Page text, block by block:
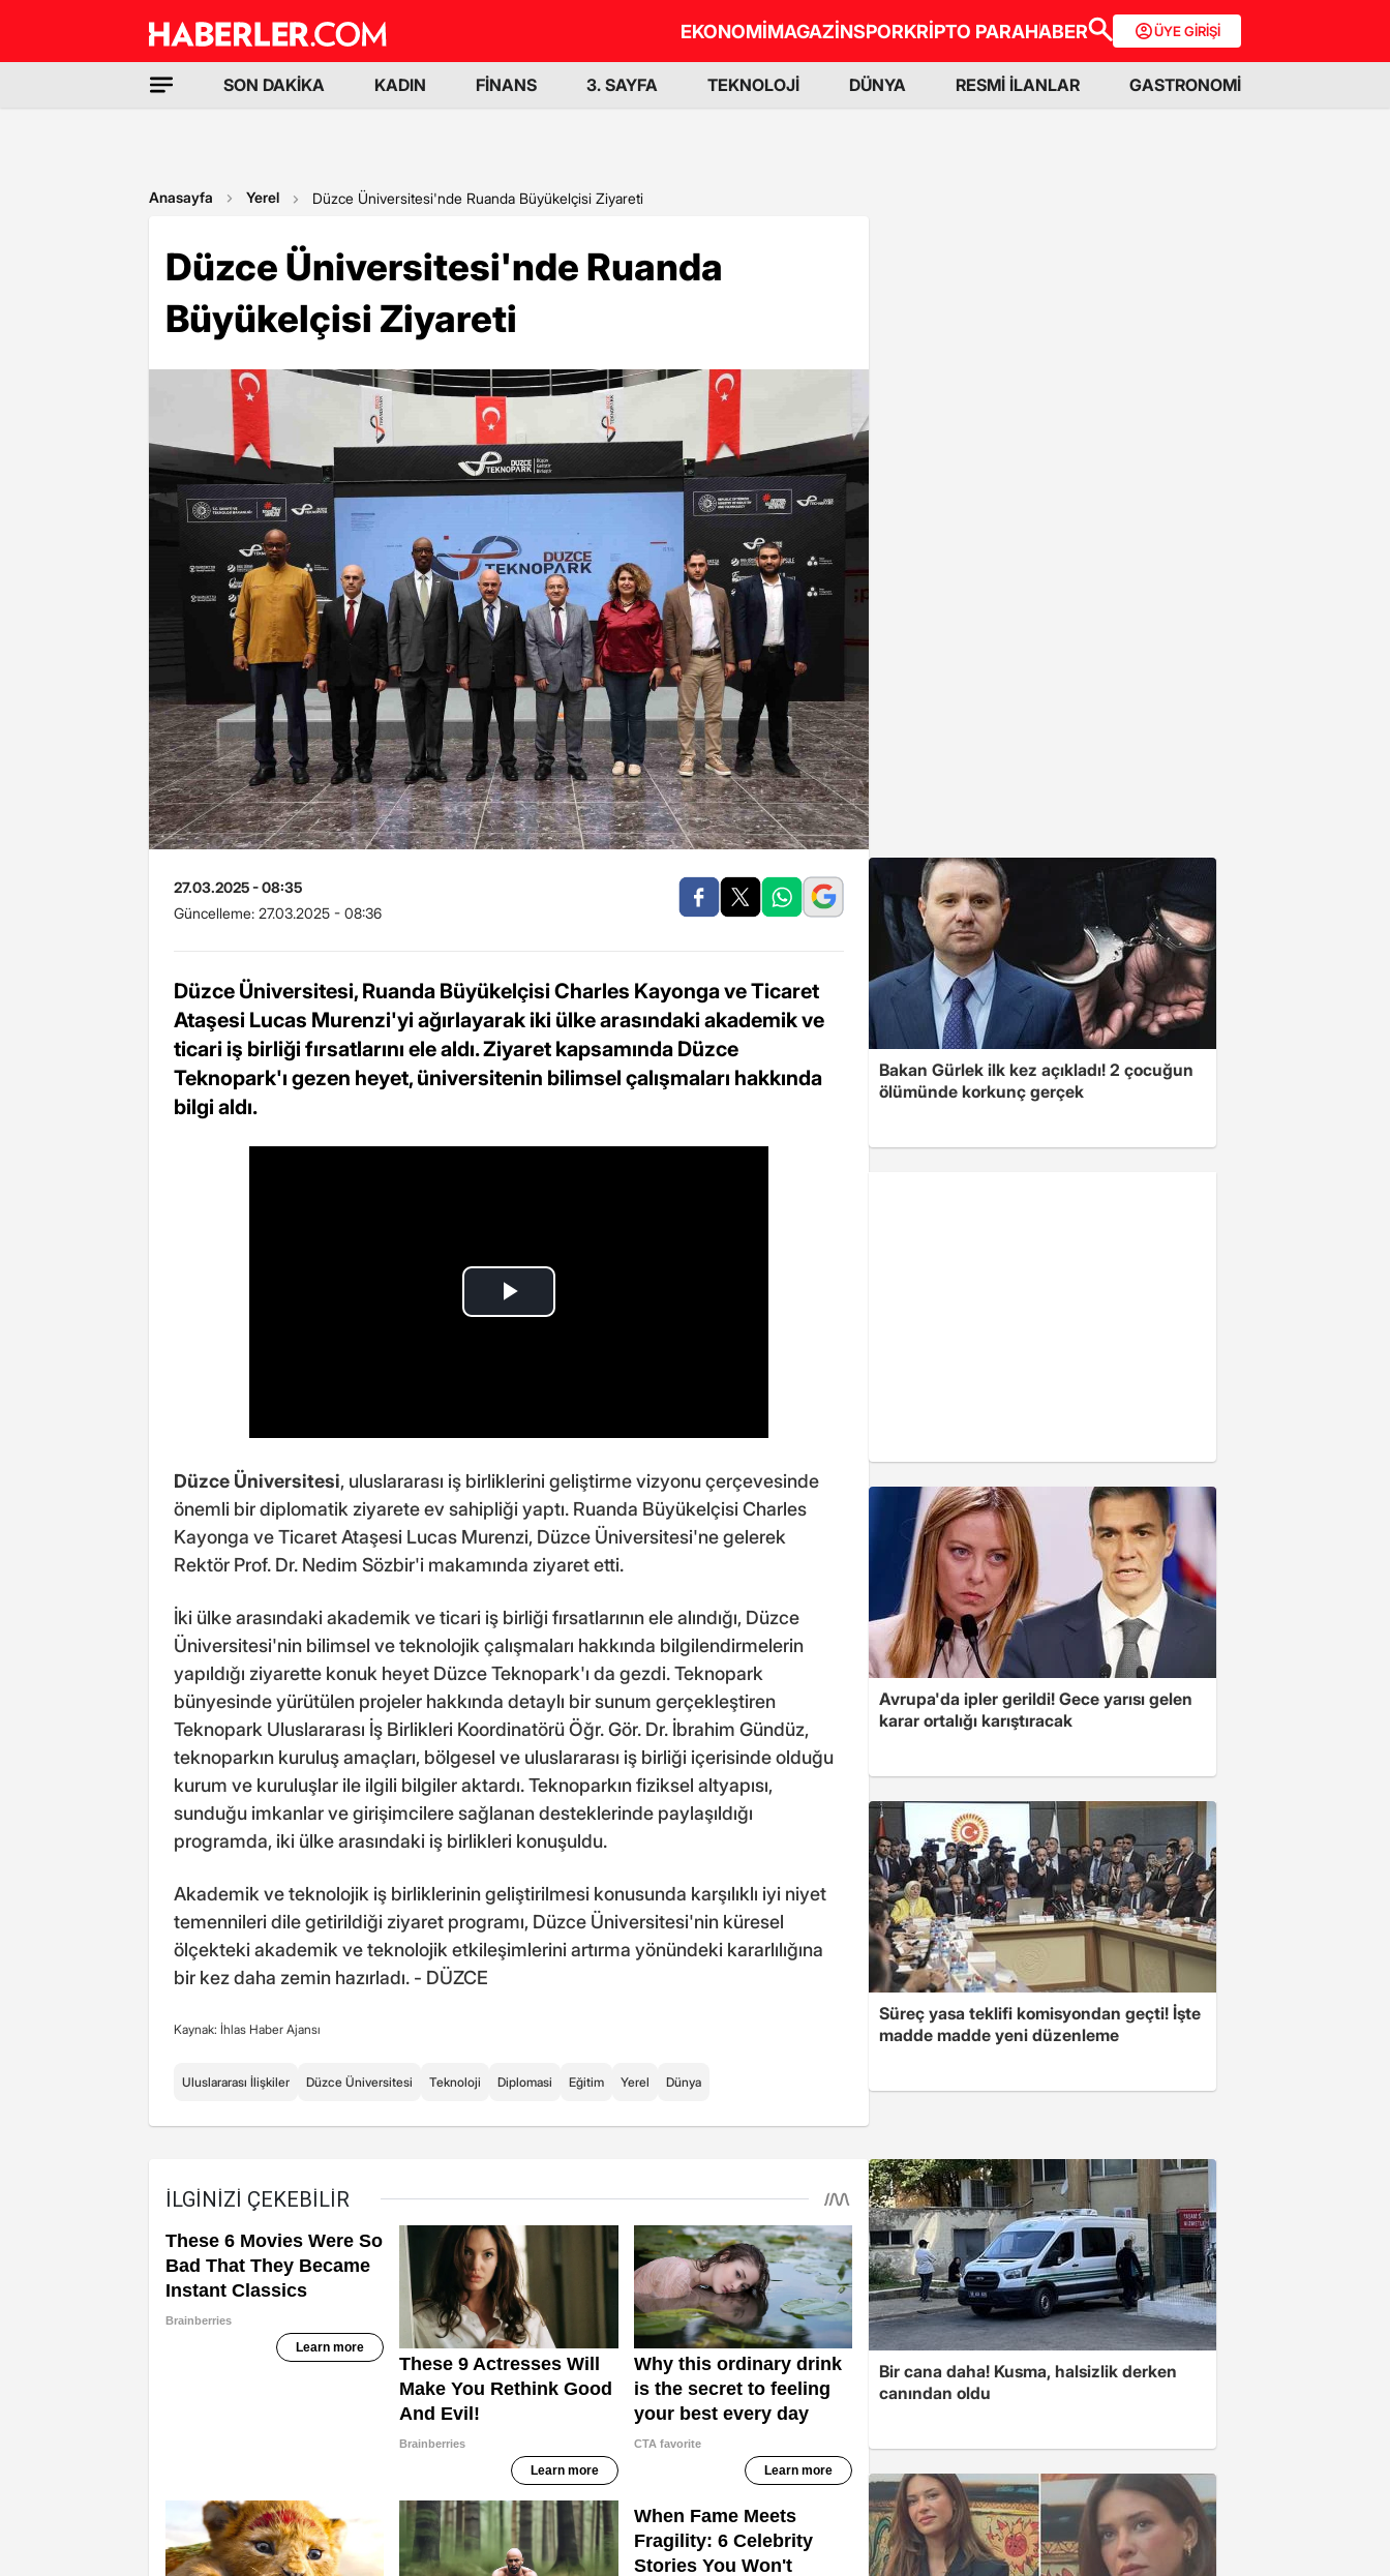
EKONOMİMAGAZİNSPORKRİPTO PARAHABER ÜYE GİRİŞİ
SON DAKİKA KADIN FİNANS 3. SAYFA TEKNOLOJİ DÜNYA RESMİ İLANLAR GASTRONOMİ
Anasayfa Yerel Düzce Üniversitesi'nde Ruanda Büyükelçisi Ziyareti
Düzce Üniversitesi'nde Ruanda
Büyükelçisi Ziyareti
27.03.2025 - 08:35
Güncelleme: 27.03.2025 - 08:36
Düzce Üniversitesi, Ruanda Büyükelçisi Charles Kayonga ve Ticaret
Ataşesi Lucas Murenzi'yi ağırlayarak iki ülke arasındaki akademik ve
ticari iş birliği fırsatlarını ele aldı. Ziyaret kapsamında Düzce
Teknopark'ı gezen heyet, üniversitenin bilimsel çalışmaları hakkında
bilgi aldı.
Düzce Üniversitesi, uluslararası iş birliklerini geliştirme vizyonu çerçevesinde
önemli bir diplomatik ziyarete ev sahipliği yaptı. Ruanda Büyükelçisi Charles
Kayonga ve Ticaret Ataşesi Lucas Murenzi, Düzce Üniversitesi'ne gelerek
Rektör Prof. Dr. Nedim Sözbir'i makamında ziyaret etti.
İki ülke arasındaki akademik ve ticari iş birliği fırsatlarının ele alındığı, Düzce
Üniversitesi'nin bilimsel ve teknolojik çalışmaları hakkında bilgilendirmelerin
yapıldığı ziyarette konuk heyet Düzce Teknopark'ı da gezdi. Teknopark
bünyesinde yürütülen projeler hakkında detaylı bir sunum gerçekleştiren
Teknopark Uluslararası İş Birlikleri Koordinatörü Öğr. Gör. Dr. İbrahim Gündüz,
teknoparkın kuruluş amaçları, bölgesel ve uluslararası iş birliği içerisinde olduğu
kurum ve kuruluşlar ile ilgili bilgiler aktardı. Teknoparkın fiziksel altyapısı,
sunduğu imkanlar ve girişimcilere sağlanan desteklerinde paylaşıldığı
programda, iki ülke arasındaki iş birlikleri konuşuldu.
Akademik ve teknolojik iş birliklerinin geliştirilmesi konusunda karşılıklı iyi niyet
temennileri dile getirildiği ziyaret programı, Düzce Üniversitesi'nin küresel
ölçekteki akademik ve teknolojik etkileşimlerini artırma yönündeki kararlılığına
bir kez daha zemin hazırladı. - DÜZCE
Kaynak: İhlas Haber Ajansı
Uluslararası İlişkiler Düzce Üniversitesi Teknoloji Diplomasi Eğitim Yerel Dünya
Bakan Gürlek ilk kez açıkladı! 2 çocuğun
ölümünde korkunç gerçek
Avrupa'da ipler gerildi! Gece yarısı gelen
karar ortalığı karıştıracak
Süreç yasa teklifi komisyondan geçti! İşte
madde madde yeni düzenleme
Bir cana daha! Kusma, halsizlik derken
canından oldu